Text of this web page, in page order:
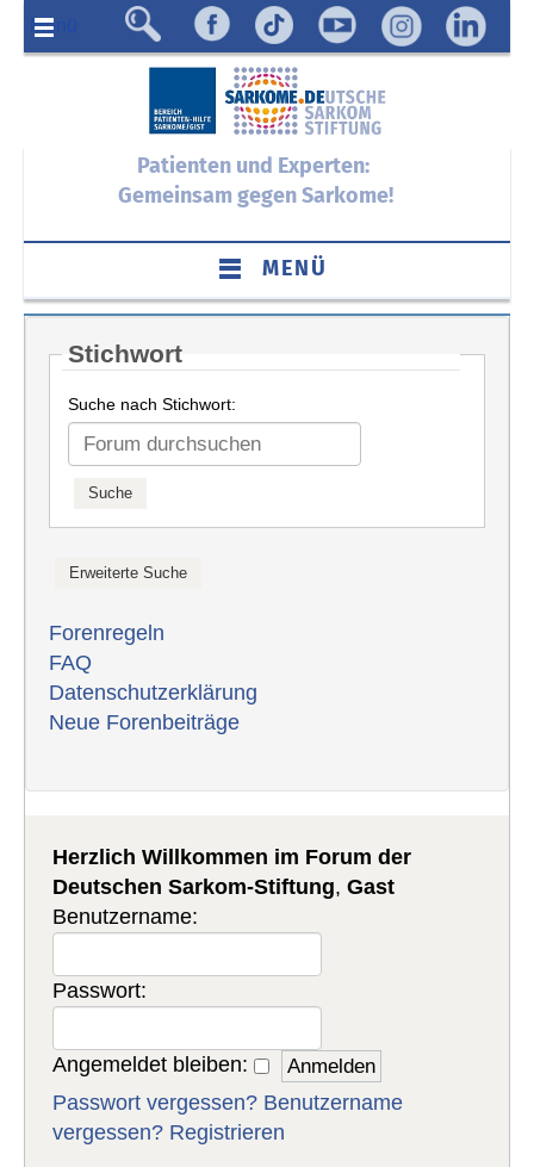
Menü
Patienten und Experten:
Gemeinsam gegen Sarkome!
MENÜ
Stichwort
Suche nach Stichwort:
Forenregeln
FAQ
Datenschutzerklärung
Neue Forenbeiträge
Herzlich Willkommen im Forum der
Deutschen Sarkom-Stiftung,Gast
Benutzername:
Passwort:
Angemeldet bleiben:
Passwort vergessen? Benutzername
vergessen? Registrieren